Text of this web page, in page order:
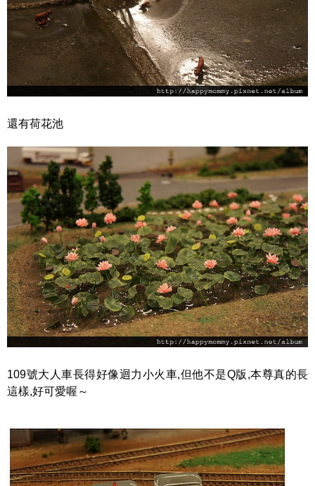
還有荷花池
109號大人車長得好像迴力小火車,但他不是Q版,本尊真的長
這樣,好可愛喔～